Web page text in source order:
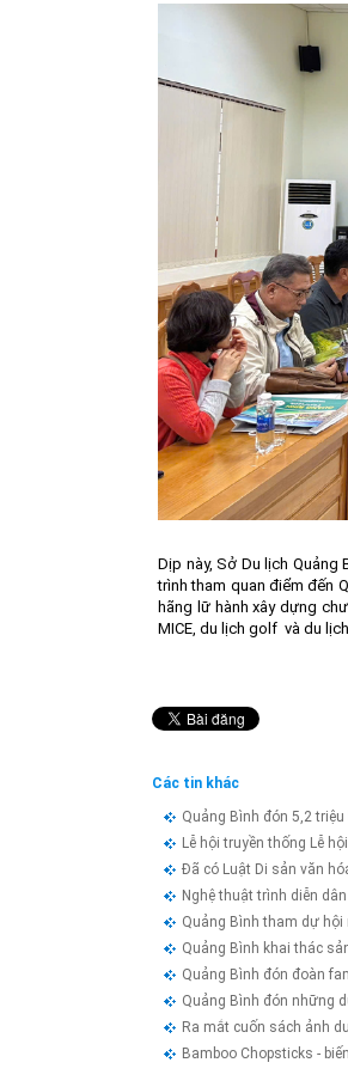
Dịp này, Sở Du lịch
trình tham quan điểm đến
hãng lữ hành xây dựng
MICE, du lịch golf và du
Các tin khác
Quảng Bình đón 5,2
Lễ hội truyền thống Lễ
Đã có Luật Di sản văn
Nghệ thuật trình diễn
Quảng Bình tham dự hội
Quảng Bình khai thác
Quảng Bình đón đoàn
Quảng Bình đón những
Ra mắt cuốn sách ảnh
Bamboo Chopsticks -